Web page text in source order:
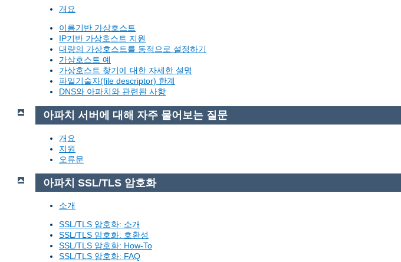
개요
이름기반 가상호스트
IP기반 가상호스트 지원
대량의 가상호스트를 동적으로 설정하기
가상호스트 예
가상호스트 찾기에 대한 자세한 설명
파일기술자(file descriptor) 한계
DNS와 아파치와 관련된 사항
아파치 서버에 대해 자주 물어보는 질문
개요
지원
오류문
아파치 SSL/TLS 암호화
소개
SSL/TLS 암호화: 소개
SSL/TLS 암호화: 호환성
SSL/TLS 암호화: How-To
SSL/TLS 암호화: FAQ